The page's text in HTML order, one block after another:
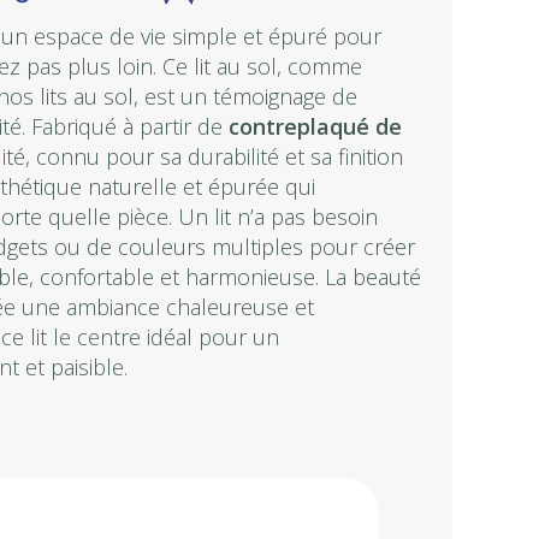
espace de vie simple et épuré pour
pas plus loin. Ce lit au sol, comme
lits au sol, est un témoignage de
Fabriqué à partir de contreplaqué de
connu pour sa durabilité et sa finition
naturelle et épurée qui
quelle pièce. Un lit n’a pas besoin
ou de couleurs multiples pour créer
confortable et harmonieuse. La beauté
une ambiance chaleureuse et
lit le centre idéal pour un
et paisible.